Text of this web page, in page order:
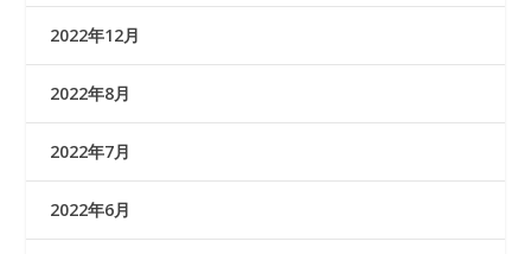
2022年12月
2022年8月
2022年7月
2022年6月